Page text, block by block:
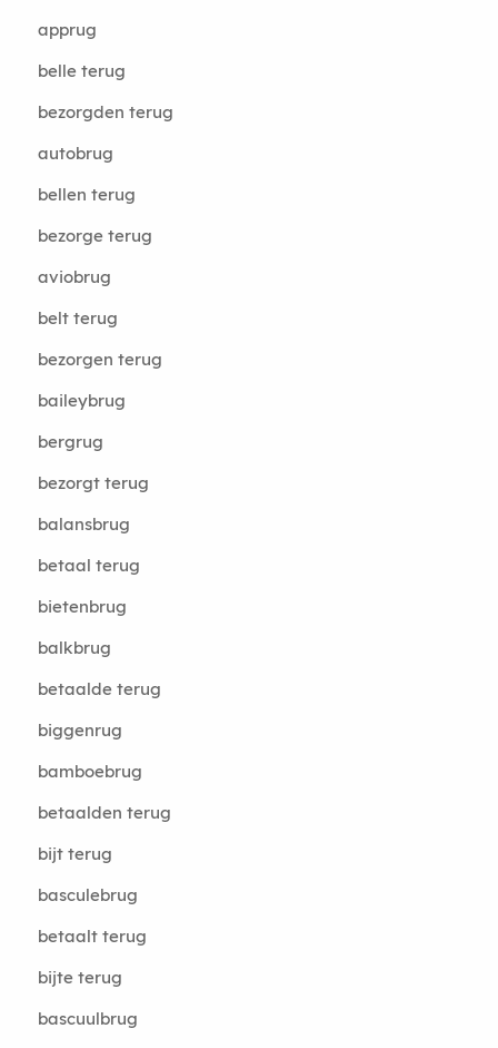
apprug
belle terug
bezorgden terug
autobrug
bellen terug
bezorge terug
aviobrug
belt terug
bezorgen terug
baileybrug
bergrug
bezorgt terug
balansbrug
betaal terug
bietenbrug
balkbrug
betaalde terug
biggenrug
bamboebrug
betaalden terug
bijt terug
basculebrug
betaalt terug
bijte terug
bascuulbrug